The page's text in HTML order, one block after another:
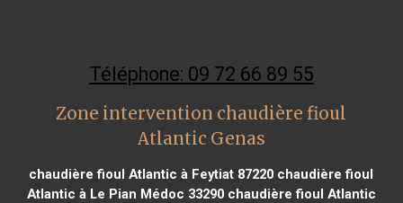
Téléphone: 09 72 66 89 55
Zone intervention chaudière fioul
Atlantic Genas
chaudière fioul Atlantic à Feytiat 87220 chaudière fioul
Atlantic à Le Pian Médoc 33290chaudière fioul Atlantic